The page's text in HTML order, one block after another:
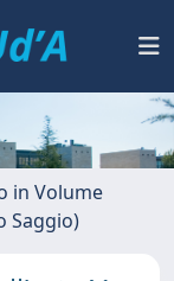
in Volume
Saggio)